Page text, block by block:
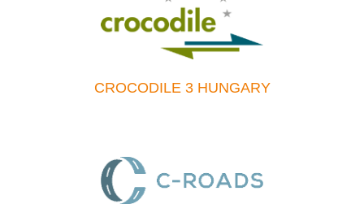
CROCODILE 3 HUNGARY